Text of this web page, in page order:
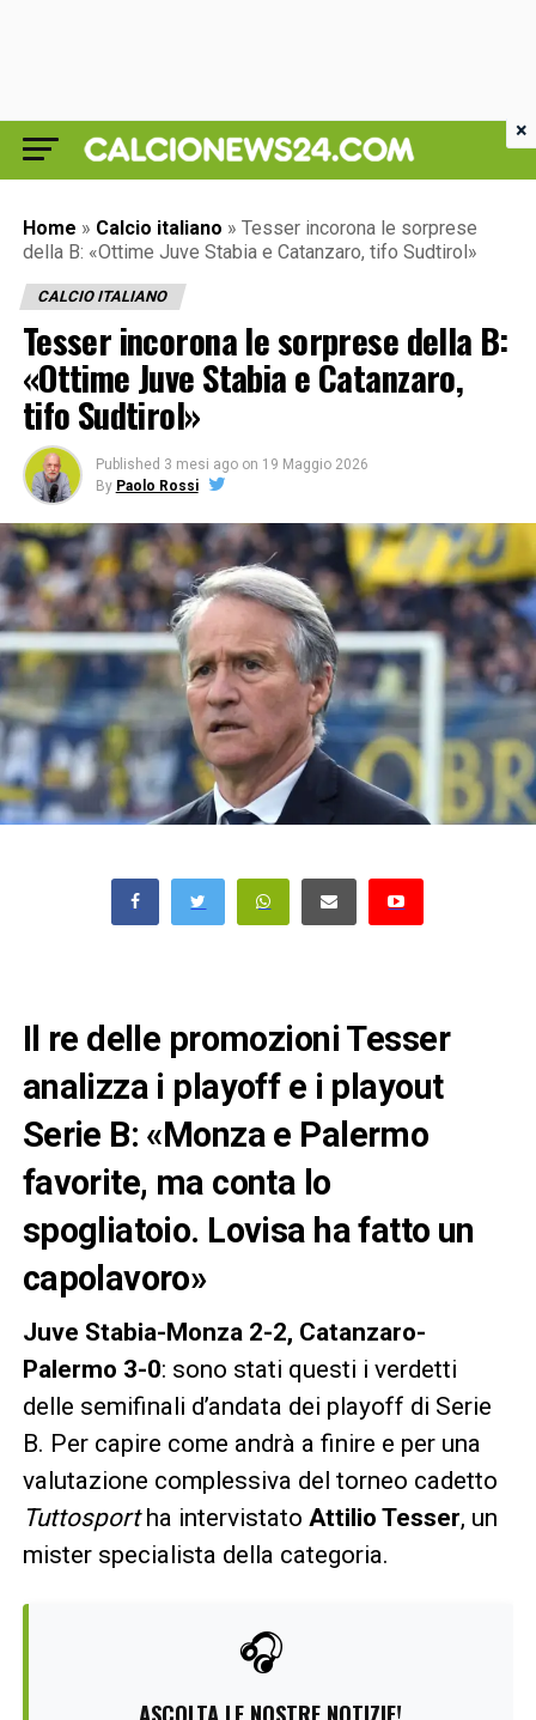
Home » Calcio italiano » Tesser incorona le sorprese
della B: «Ottime Juve Stabia e Catanzaro, tifo Sudtirol»
CALCIO ITALIANO
Tesser incorona le sorprese della B:
«Ottime Juve Stabia e Catanzaro,
tifo Sudtirol»
Published 3 mesi ago on 19 Maggio 2026
By Paolo Rossi
Il re delle promozioni Tesser
analizza i playoff e i playout
Serie B: «Monza e Palermo
favorite, ma conta lo
spogliatoio. Lovisa ha fatto un
capolavoro»
Juve Stabia-Monza 2-2, Catanzaro-
Palermo 3-0: sono stati questi i verdetti
delle semifinali d’andata dei playoff di Serie
B. Per capire come andrà a finire e per una
valutazione complessiva del torneo cadetto
Tuttosportha intervistato Attilio Tesser, un
mister specialista della categoria.
🎧
ASCOLTA LE NOSTRE NOTIZIE!
×